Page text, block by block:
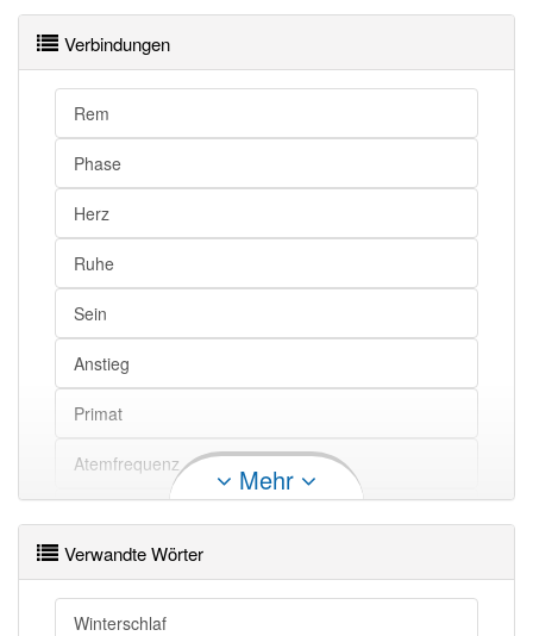
Schlaf openthesaurus
Verbindungen
Rem
Phase
Herz
Ruhe
Sein
Anstieg
Primat
Atemfrequenz
Blutdruck
Puls
Mehr
Verwandte Wörter
Winterschlaf